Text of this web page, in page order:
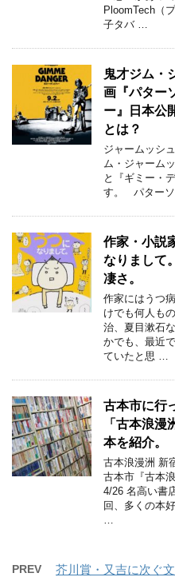
PloomTech（
子タバ …
鬼才ジム・
画『パター
ー』日本公
とは？
ジャームッシ
ム・ジャーム
と『ギミー・
す。 パターソ
作家・小説
なりまして
凄さ。
作家にはうつ
けでも何人も
治、夏目漱石
かでも、最近
ていたと思 …
古本市に行
「古本浪漫
本を紹介。
古本浪漫洲 新
古本市『古本
4/26 名高い書
回、多くの本
…
PREV
芥川賞・又吉に次ぐ